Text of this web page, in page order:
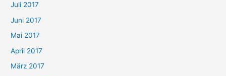
Juli 2017
Juni 2017
Mai 2017
April 2017
März 2017